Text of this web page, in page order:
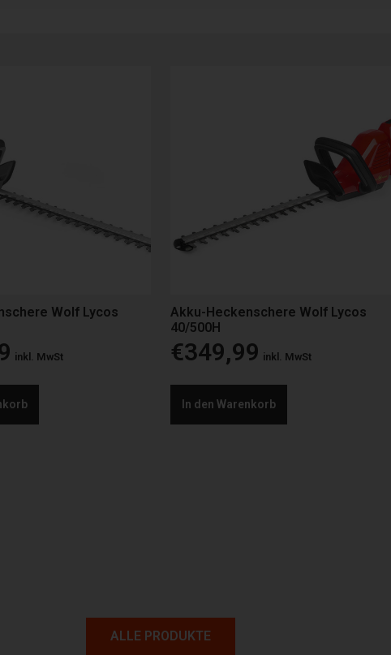
Wolf Lycos
inkl. MwSt
Akku-Heckenschere Wolf Lycos
40/500H
€349,99 inkl. MwSt
In den Warenkorb
ALLE PRODUKTE